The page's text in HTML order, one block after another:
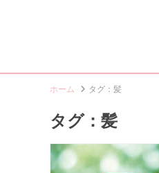
ホーム タグ：髪
タグ：髪